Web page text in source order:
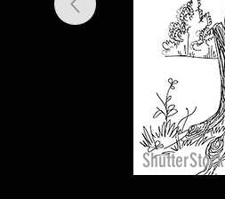
ShutterStock